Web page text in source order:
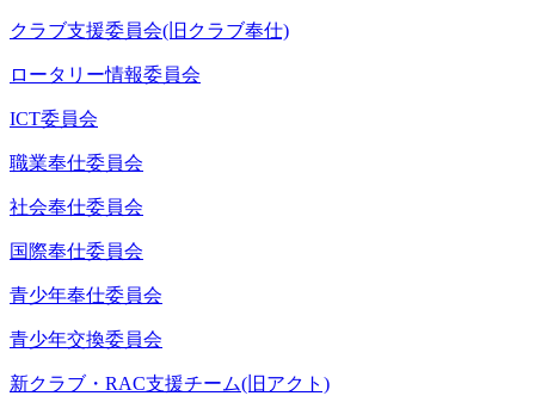
クラブ支援委員会(旧クラブ奉仕)
ロータリー情報委員会
ICT委員会
職業奉仕委員会
社会奉仕委員会
国際奉仕委員会
青少年奉仕委員会
青少年交換委員会
新クラブ・RAC支援チーム(旧アクト)